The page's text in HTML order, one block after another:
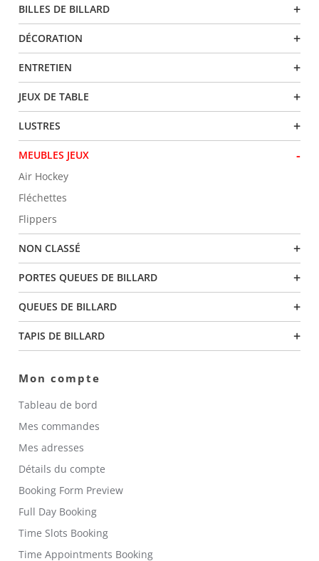
BILLES DE BILLARD +
DÉCORATION +
ENTRETIEN +
JEUX DE TABLE +
LUSTRES +
MEUBLES JEUX -
Air Hockey
Fléchettes
Flippers
NON CLASSÉ +
PORTES QUEUES DE BILLARD +
QUEUES DE BILLARD +
TAPIS DE BILLARD +
Mon compte
Tableau de bord
Mes commandes
Mes adresses
Détails du compte
Booking Form Preview
Full Day Booking
Time Slots Booking
Time Appointments Booking